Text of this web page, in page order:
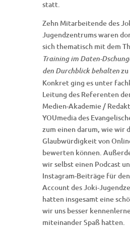
statt.
Zehn Mitarbeitende des
Jugendzentrums waren
sich thematisch mit dem
Training im Daten-
den Durchblick behalten
Konkret ging es unter
Leitung des Referenten
Medien-Akademie /
YOUmedia des
zum einen darum, wie wir
Glaubwürdigkeit von
bewerten können.
wir selbst einen Podcast
Instagram-Beiträge für
Account des Joki-
hatten insgesamt eine
wir uns besser
miteinander Spaß hatten.